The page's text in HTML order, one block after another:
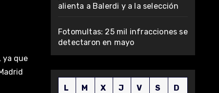
ya que
alienta a Balerdi y a la selección
Fotomultas: 25 mil infracciones se
detectaron en mayo
L M X J V S D